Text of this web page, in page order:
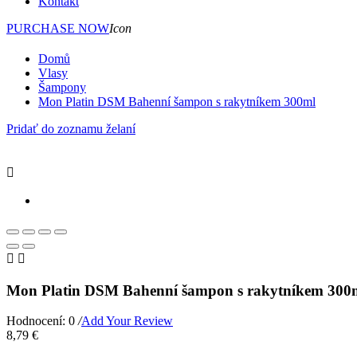
PURCHASE NOWIcon
Domů
Vlasy
Šampony
Mon Platin DSM Bahenní šampon s rakytníkem 300ml
Pridať do zoznamu želaní

 
Mon Platin DSM Bahenní šampon s rakytníkem
Hodnocení: 0 /Add Your Review
8,79 €